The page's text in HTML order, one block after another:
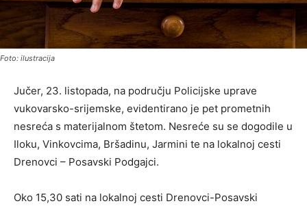
Foto: ilustracija
Jučer, 23. listopada, na području Policijske uprave
vukovarsko-srijemske, evidentirano je pet prometnih
nesreća s materijalnom štetom. Nesreće su se dogodile u
Iloku, Vinkovcima, Bršadinu, Jarmini te na lokalnoj cesti
Drenovci – Posavski Podgajci.
Oko 15,30 sati na lokalnoj cesti Drenovci-Posavski